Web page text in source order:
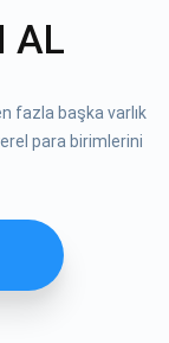
AL
fazla başka varlık
para birimlerini